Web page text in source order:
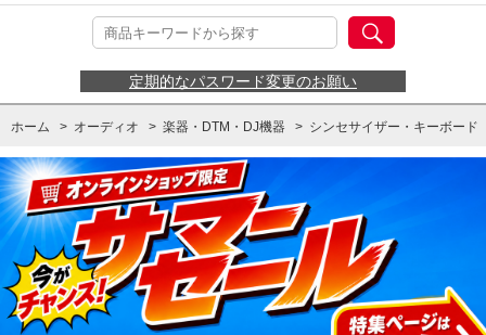
定期的なパスワード変更のお願い
ホーム > オーディオ > 楽器・DTM・DJ機器 > シンセサイザー・キーボード
ホーム > カー用品・ホビー・アウトドア他